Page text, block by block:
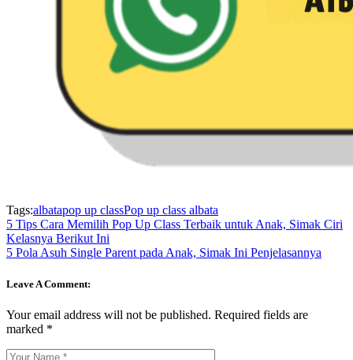
Tags:albatapop up classPop up class albata
5 Tips Cara Memilih Pop Up Class Terbaik untuk Anak, Simak Ciri
Kelasnya Berikut Ini
5 Pola Asuh Single Parent pada Anak, Simak Ini Penjelasannya
Leave A Comment:
Your email address will not be published. Required fields are
marked *